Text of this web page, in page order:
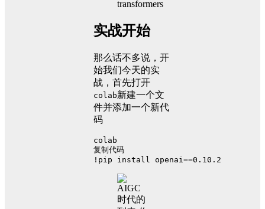
transformers
实战开始
那么话不多说，开
始我们今天的实
战，首先打开
colab新建一个文
件并添加一个新代
码
colab
复制代码
!pip install openai==0.10.2